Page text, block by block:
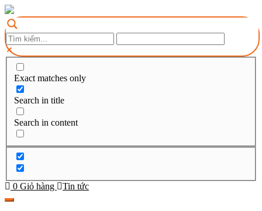
Exact matches only
Search in title
Search in content
0 Giỏ hàng Tin tức